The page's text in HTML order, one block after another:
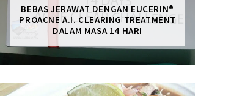
BEBAS JERAWAT DENGAN EUCERIN®
PROACNE A.I. CLEARING TREATMENT
DALAM MASA 14 HARI